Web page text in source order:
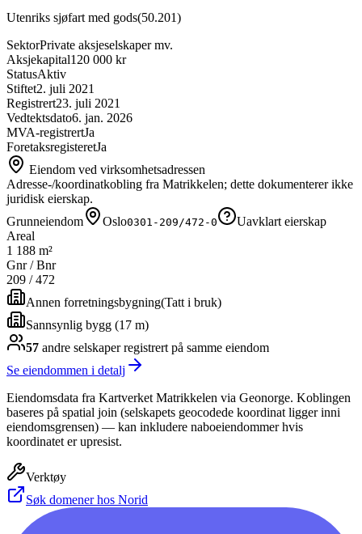
Utenriks sjøfart med gods(50.201)
SektorPrivate aksjeselskaper mv.
Aksjekapital120 000 kr
StatusAktiv
Stiftet2. juli 2021
Registrert23. juli 2021
Vedtektsdato6. jan. 2026
MVA-registrertJa
ForetaksregisteretJa
Eiendom ved virksomhetsadressen
Adresse-/koordinatkobling fra Matrikkelen; dette dokumenterer ikke
juridisk eierskap.
Grunneiendom
Oslo0301-209/472-0
Uavklart eierskap
Areal
1 188 m²
Gnr / Bnr
209 /472
Annen forretningsbygning(Tatt i bruk)
Sannsynlig bygg (17 m)
57 andre selskaperregistrert på samme eiendom
Se eiendommen i detalj
Eiendomsdata fra Kartverket Matrikkelen via Geonorge. Koblingen
baseres på spatial join (selskapets geocodede koordinat ligger inni
eiendomsgrensen) — kan inkludere naboeiendommer hvis
koordinatet er upresist.
Verktøy
Søk domener hos Norid